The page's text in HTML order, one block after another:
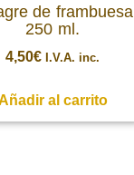
de frambuesa
250 ml.
4,50€ I.V.A. inc.
al carrito